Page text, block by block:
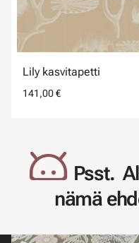
Lily kasvitapetti
141,00 €
Psst.
nämä